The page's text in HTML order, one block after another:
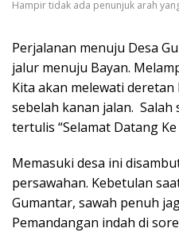
Hampir tidak ada penunjuk arah
Perjalanan menuju Desa
jalur menuju Bayan.
Kita akan melewati
sebelah kanan jalan.
tertulis “Selamat Datang
Memasuki desa ini
persawahan. Kebetulan
Gumantar, sawah penuh
Pemandangan indah di